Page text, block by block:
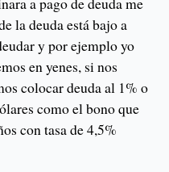
la deuda está bajo a
y por ejemplo yo
en yenes, si nos
colocar deuda al 1% o
como el bono que
con tasa de 4,5%